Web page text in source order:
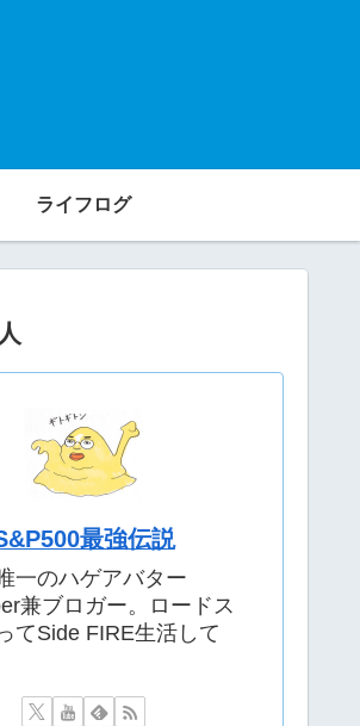
ライフログ
最強伝説
一のハゲアバター
兼ブロガー。ロードス
てSide FIRE生活して